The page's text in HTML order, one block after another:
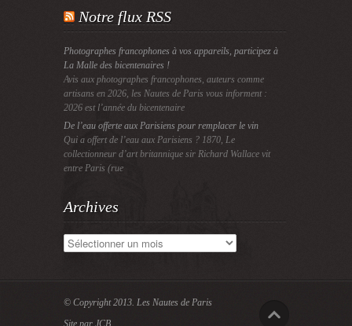
Notre flux RSS
Photographes francophones à vos appareils, participez à
La Malle des bicentenaires !
Avis aux photographes francophones, auteurs comme
artisans en 2026, les Nautes de Paris vous informent :
2026 est l’année du bicentenaire
De l’eau offerte aux Parisiens pour remplacer le vin
Qui a offert de l’eau aux Parisiens ? 1870, Le
collectionneur d’art britannique sir Richard Wallace vit
entre Paris (rue
Archives
Archives
© Copyright 2013. Les Nautes de Paris
Site par JCB